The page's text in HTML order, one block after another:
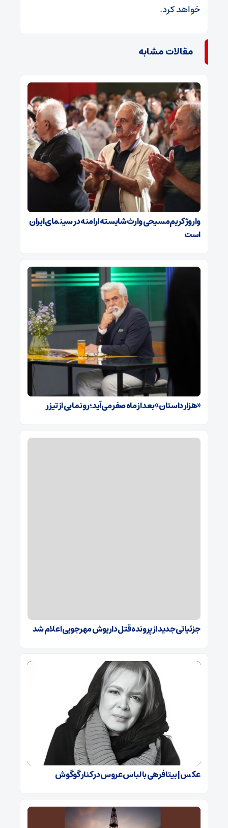
خواهد کرد.
مقالات مشابه
واروژ کریم‌مسیحی وارث شایسته ارامنه در سینمای ایران
است
«هزار داستان» بعد از ماه صفر می‌آید؛ رونمایی از تیزر
جزئیاتی جدید از پرونده قتل داریوش مهرجویی اعلام شد
عکس | بیتا فرهی با لباس عروس در کنار گوگوش